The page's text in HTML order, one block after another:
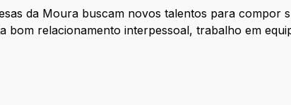
da Moura buscam novos talentos para compor
bom relacionamento interpessoal, trabalho em